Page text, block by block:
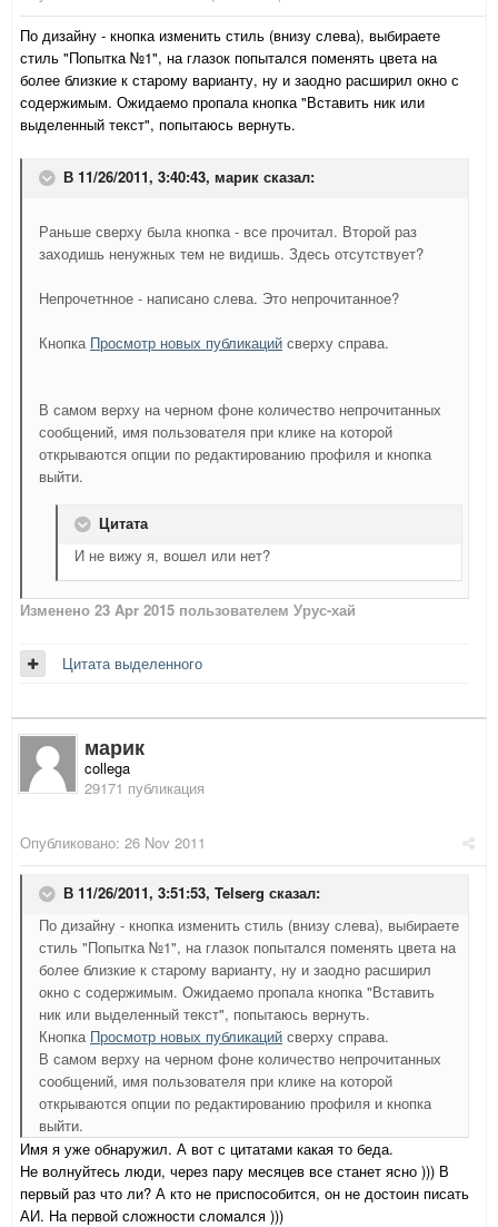
По дизайну - кнопка изменить стиль (внизу слева), выбираете
стиль "Попытка №1", на глазок попытался поменять цвета на
более близкие к старому варианту, ну и заодно расширил окно с
содержимым. Ожидаемо пропала кнопка "Вставить ник или
выделенный текст", попытаюсь вернуть.
В 11/26/2011, 3:40:43, марик сказал:
Раньше сверху была кнопка - все прочитал. Второй раз
заходишь ненужных тем не видишь. Здесь отсутствует?
Непрочетнное - написано слева. Это непрочитанное?
Кнопка Просмотр новых публикаций сверху справа.
В самом верху на черном фоне количество непрочитанных
сообщений, имя пользователя при клике на которой
открываются опции по редактированию профиля и кнопка
выйти.
Цитата
И не вижу я, вошел или нет?
Изменено 23 Apr 2015 пользователем Урус-хай
Цитата выделенного
марик
collega
29171 публикация
Опубликовано: 26 Nov 2011
В 11/26/2011, 3:51:53, Telserg сказал:
По дизайну - кнопка изменить стиль (внизу слева), выбираете
стиль "Попытка №1", на глазок попытался поменять цвета на
более близкие к старому варианту, ну и заодно расширил
окно с содержимым. Ожидаемо пропала кнопка "Вставить
ник или выделенный текст", попытаюсь вернуть.
Кнопка Просмотр новых публикаций сверху справа.
В самом верху на черном фоне количество непрочитанных
сообщений, имя пользователя при клике на которой
открываются опции по редактированию профиля и кнопка
выйти.
Имя я уже обнаружил. А вот с цитатами какая то беда.
Не волнуйтесь люди, через пару месяцев все станет ясно ))) В
первый раз что ли? А кто не приспособится, он не достоин писать
АИ. На первой сложности сломался )))